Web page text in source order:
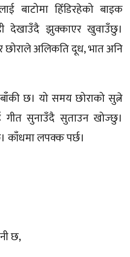
बाटोमा हिँडिरहेको बाइक
देखाउँदै झुक्काएर खुवाउँछु।
छोराले अलिकति दूध, भात अनि
छ। यो समय छोराको सुत्ने
सुनाउँदै सुताउन खोज्छु।
काँधमा लपक्क पर्छ।
छ,